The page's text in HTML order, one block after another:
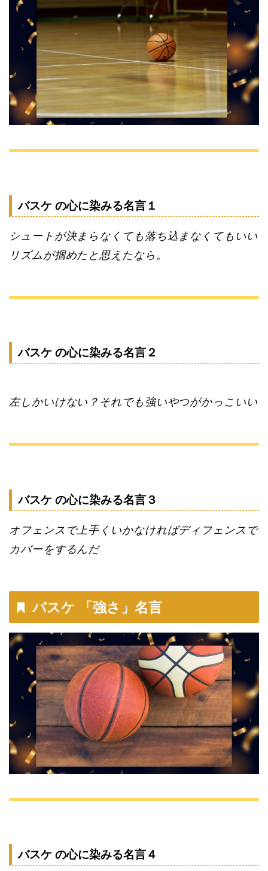
バスケ の心に染みる名言１
シュートが決まらなくても落ち込まなくてもいい
リズムが掴めたと思えたなら。
バスケ の心に染みる名言２
左しかいけない？それでも強いやつがかっこいい
バスケ の心に染みる名言３
オフェンスで上手くいかなければディフェンスで
カバーをするんだ
バスケ 「強さ」名言
バスケ の心に染みる名言４